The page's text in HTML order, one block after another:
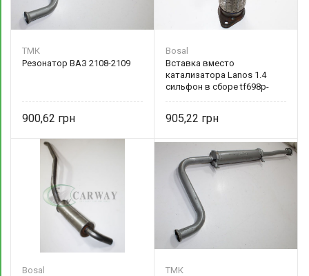
ТМК
Резонатор ВАЗ 2108-2109
900,62
Bosal
Вставка вместо
катализатора Lanos 1.4
сильфон в сборе tf698p-
905,22
Bosal
ТМК